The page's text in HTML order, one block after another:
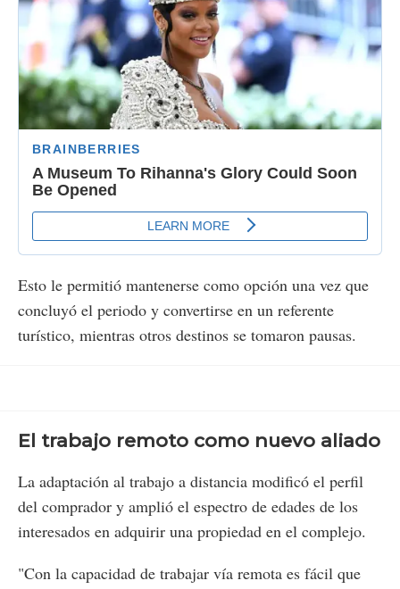
Esto le permitió mantenerse como opción una vez que
concluyó el periodo y convertirse en un referente
turístico, mientras otros destinos se tomaron pausas.
El trabajo remoto como nuevo aliado
La adaptación al trabajo a distancia modificó el perfil
del comprador y amplió el espectro de edades de los
interesados en adquirir una propiedad en el complejo.
"Con la capacidad de trabajar vía remota es fácil que